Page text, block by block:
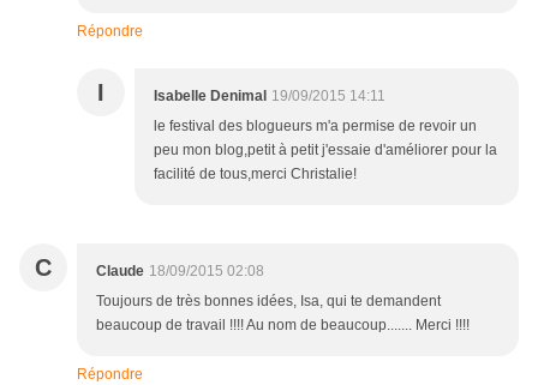
Répondre
I Isabelle Denimal 19/09/2015 14:11
le festival des blogueurs m'a permise de revoir un
peu mon blog,petit à petit j'essaie d'améliorer pour la
facilité de tous,merci Christalie!
C Claude 18/09/2015 02:08
Toujours de très bonnes idées, Isa, qui te demandent
beaucoup de travail !!!! Au nom de beaucoup....... Merci !!!!
Répondre